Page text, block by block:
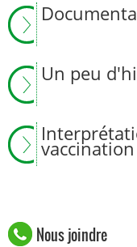
Un peu
Nous joindre